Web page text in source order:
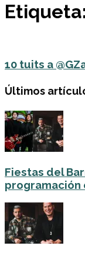
10 tuits a
Últimos
Fiestas del
programación